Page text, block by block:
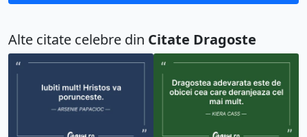
Alte citate celebre din Citate Dragoste